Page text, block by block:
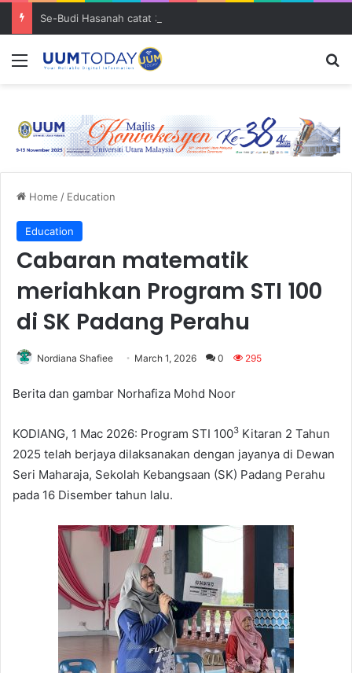
Menu
Home / Education
Education
Cabaran matematik
meriahkan Program STI 100
di SK Padang Perahu
Nordiana Shafiee March 1, 2026 0 295
Berita dan gambar Norhafiza Mohd Noor
KODIANG, 1 Mac 2026: Program STI 1003 Kitaran 2 Tahun
2025 telah berjaya dilaksanakan dengan jayanya di Dewan
Seri Maharaja, Sekolah Kebangsaan (SK) Padang Perahu
pada 16 Disember tahun lalu.